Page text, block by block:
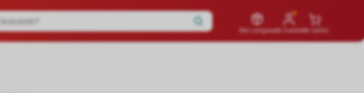
Mis comprasMi CuentaMi carrito